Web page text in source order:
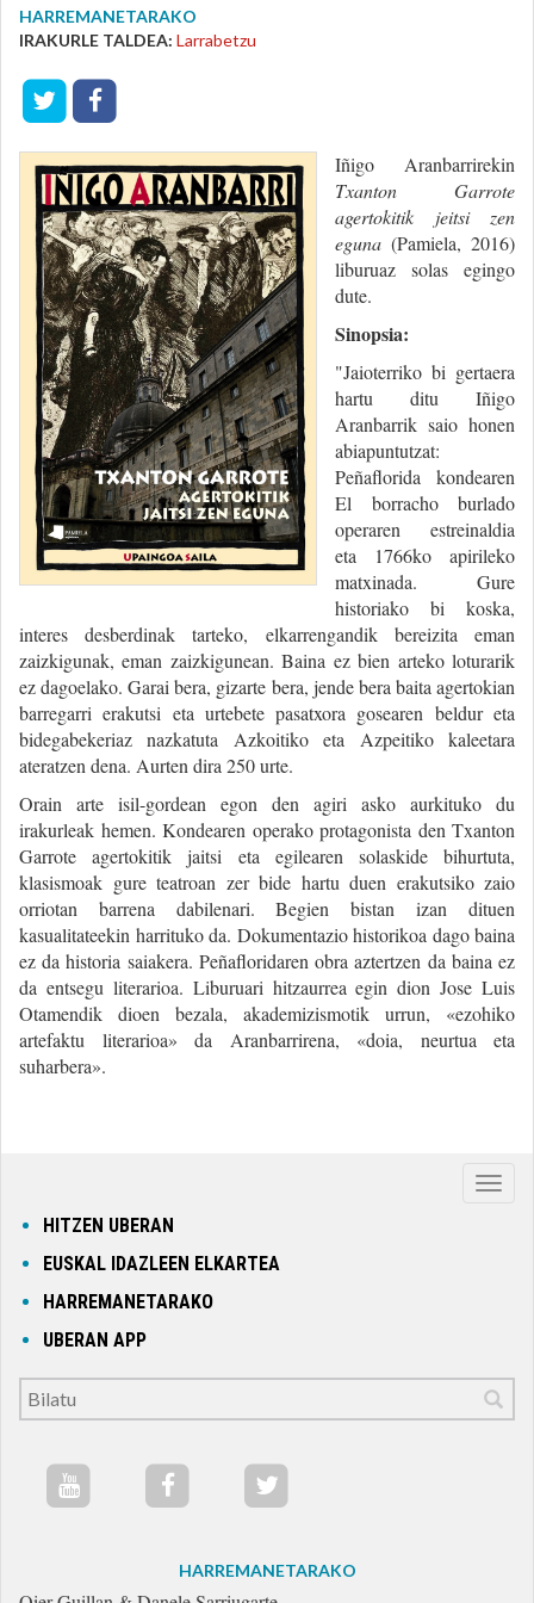
HARREMANETARAKO
IRAKURLE TALDEA: Larrabetzu
Iñigo Aranbarrirekin
Txanton Garrote
agertokitik jeitsi zen
eguna (Pamiela, 2016)
liburuaz solas egingo
dute.
Sinopsia:
"Jaioterriko bi gertaera
hartu ditu Iñigo
Aranbarrik saio honen
abiapuntutzat:
Peñaflorida kondearen
El borracho burlado
operaren estreinaldia
eta 1766ko apirileko
matxinada. Gure
historiako bi koska,
interes desberdinak tarteko, elkarrengandik bereizita eman
zaizkigunak, eman zaizkigunean. Baina ez bien arteko loturarik
ez dagoelako. Garai bera, gizarte bera, jende bera baita agertokian
barregarri erakutsi eta urtebete pasatxora gosearen beldur eta
bidegabekeriaz nazkatuta Azkoitiko eta Azpeitiko kaleetara
ateratzen dena. Aurten dira 250 urte.
Orain arte isil-gordean egon den agiri asko aurkituko du
irakurleak hemen. Kondearen operako protagonista den Txanton
Garrote agertokitik jaitsi eta egilearen solaskide bihurtuta,
klasismoak gure teatroan zer bide hartu duen erakutsiko zaio
orriotan barrena dabilenari. Begien bistan izan dituen
kasualitateekin harrituko da. Dokumentazio historikoa dago baina
ez da historia saiakera. Peñafloridaren obra aztertzen da baina ez
da entsegu literarioa. Liburuari hitzaurrea egin dion Jose Luis
Otamendik dioen bezala, akademizismotik urrun, «ezohiko
artefaktu literarioa» da Aranbarrirena, «doia, neurtua eta
suharbera».
HITZEN UBERAN
EUSKAL IDAZLEEN ELKARTEA
HARREMANETARAKO
UBERAN APP
HARREMANETARAKO